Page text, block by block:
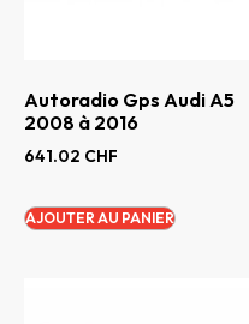
Autoradio Gps Audi A5
2008 à 2016
641.02 CHF
AJOUTER AU PANIER